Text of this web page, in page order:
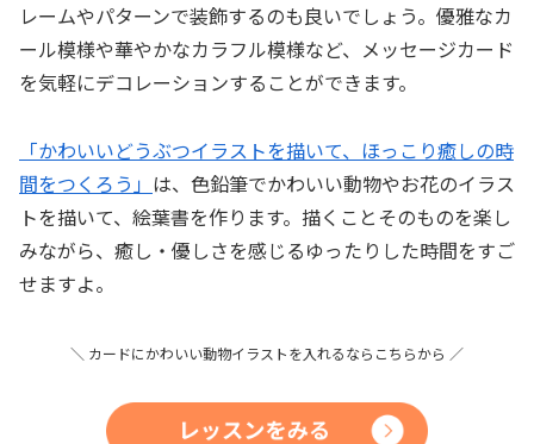
レームやパターンで装飾するのも良いでしょう。優雅なカ
ール模様や華やかなカラフル模様など、メッセージカード
を気軽にデコレーションすることができます。
「かわいいどうぶつイラストを描いて、ほっこり癒しの時
間をつくろう」 は、色鉛筆でかわいい動物やお花のイラス
トを描いて、絵葉書を作ります。描くことそのものを楽し
みながら、癒し・優しさを感じるゆったりした時間をすご
せますよ。
＼ カードにかわいい動物イラストを入れるならこちらから ／